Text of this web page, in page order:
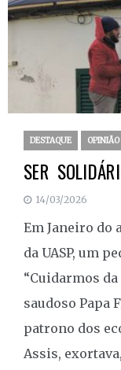
DESTAQUE OPINIÃO
SER
14/03/2026
Em Janeiro do
da UASP, um
“Cuidarmos da
saudoso Papa
patrono dos
Assis,